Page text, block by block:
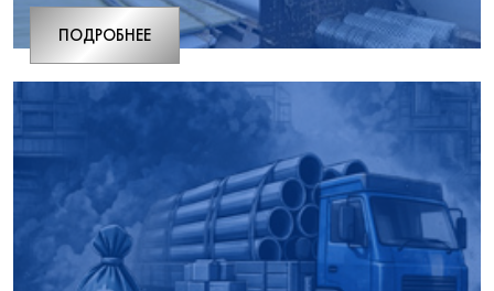
ПОДРОБНЕЕ